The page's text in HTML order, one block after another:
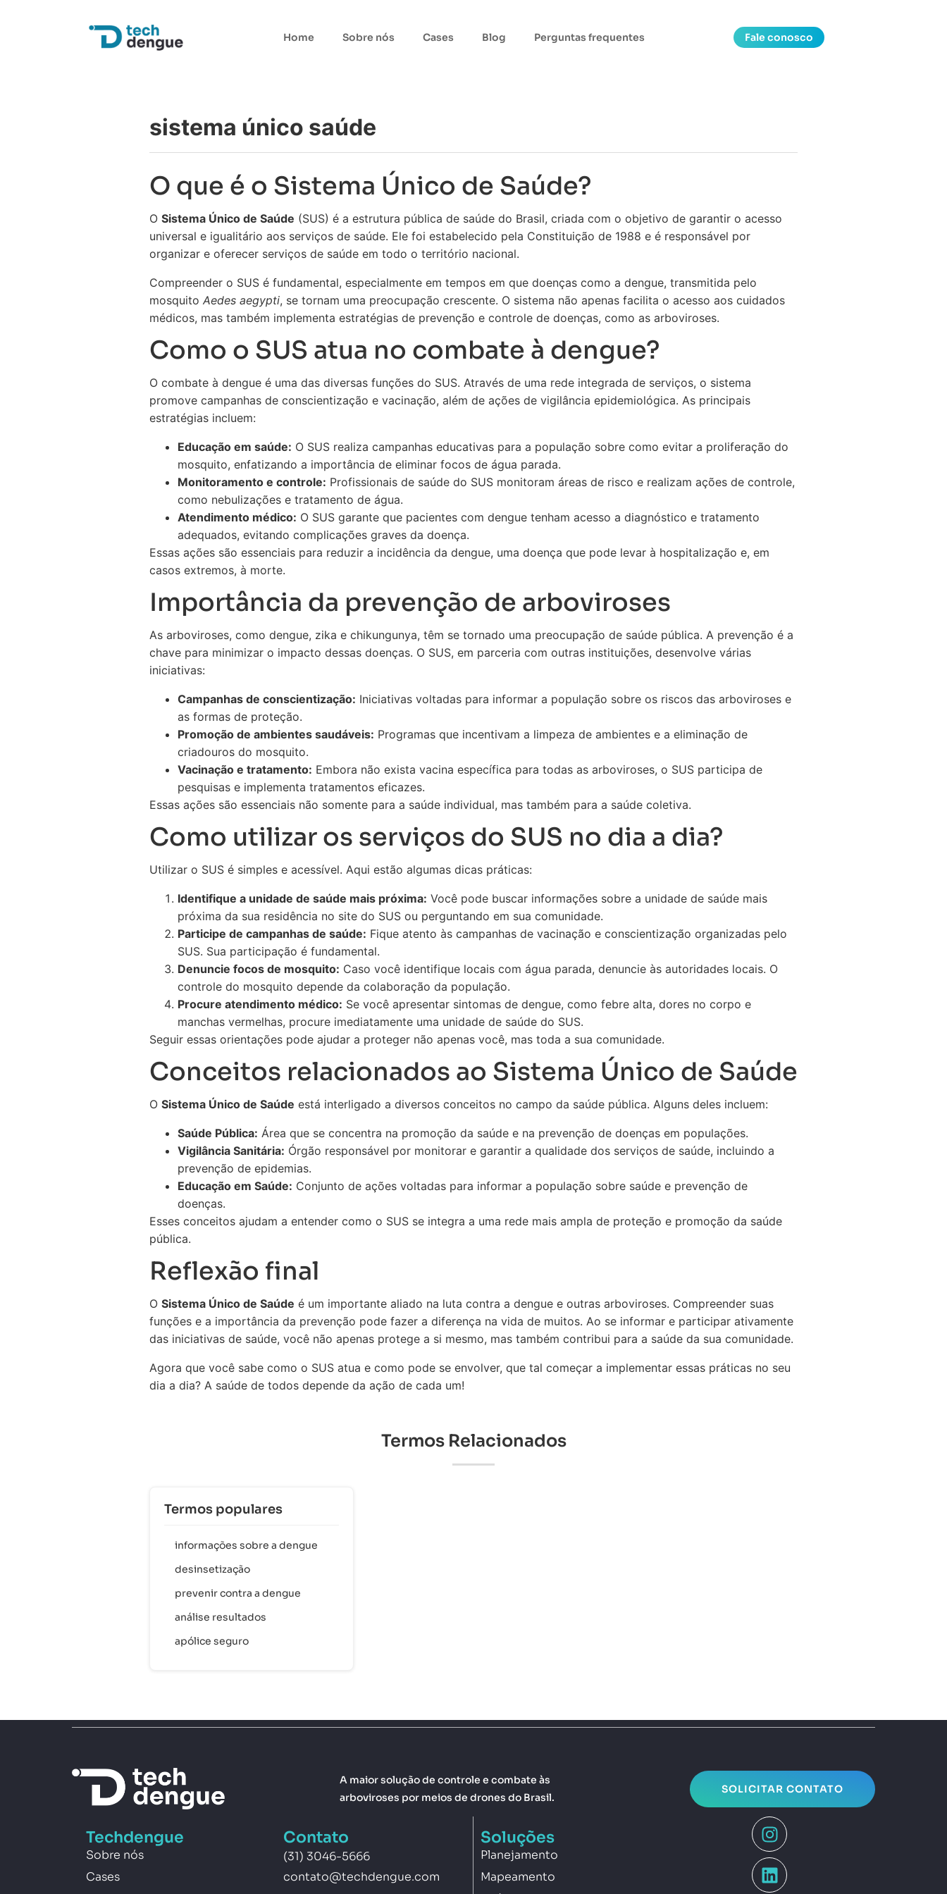
Home Sobre nós Cases Blog Perguntas frequentes Fale conosco
sistema único saúde
O que é o Sistema Único de Saúde?
O Sistema Único de Saúde (SUS) é a estrutura pública de saúde do Brasil, criada com o objetivo de garantir o acesso
universal e igualitário aos serviços de saúde. Ele foi estabelecido pela Constituição de 1988 e é responsável por
organizar e oferecer serviços de saúde em todo o território nacional.
Compreender o SUS é fundamental, especialmente em tempos em que doenças como a dengue, transmitida pelo
mosquito Aedes aegypti, se tornam uma preocupação crescente. O sistema não apenas facilita o acesso aos cuidados
médicos, mas também implementa estratégias de prevenção e controle de doenças, como as arboviroses.
Como o SUS atua no combate à dengue?
O combate à dengue é uma das diversas funções do SUS. Através de uma rede integrada de serviços, o sistema
promove campanhas de conscientização e vacinação, além de ações de vigilância epidemiológica. As principais
estratégias incluem:
Educação em saúde: O SUS realiza campanhas educativas para a população sobre como evitar a proliferação do
mosquito, enfatizando a importância de eliminar focos de água parada.
Monitoramento e controle: Profissionais de saúde do SUS monitoram áreas de risco e realizam ações de controle,
como nebulizações e tratamento de água.
Atendimento médico: O SUS garante que pacientes com dengue tenham acesso a diagnóstico e tratamento
adequados, evitando complicações graves da doença.
Essas ações são essenciais para reduzir a incidência da dengue, uma doença que pode levar à hospitalização e, em
casos extremos, à morte.
Importância da prevenção de arboviroses
As arboviroses, como dengue, zika e chikungunya, têm se tornado uma preocupação de saúde pública. A prevenção é a
chave para minimizar o impacto dessas doenças. O SUS, em parceria com outras instituições, desenvolve várias
iniciativas:
Campanhas de conscientização: Iniciativas voltadas para informar a população sobre os riscos das arboviroses e
as formas de proteção.
Promoção de ambientes saudáveis: Programas que incentivam a limpeza de ambientes e a eliminação de
criadouros do mosquito.
Vacinação e tratamento: Embora não exista vacina específica para todas as arboviroses, o SUS participa de
pesquisas e implementa tratamentos eficazes.
Essas ações são essenciais não somente para a saúde individual, mas também para a saúde coletiva.
Como utilizar os serviços do SUS no dia a dia?
Utilizar o SUS é simples e acessível. Aqui estão algumas dicas práticas:
Identifique a unidade de saúde mais próxima: Você pode buscar informações sobre a unidade de saúde mais
próxima da sua residência no site do SUS ou perguntando em sua comunidade.
Participe de campanhas de saúde: Fique atento às campanhas de vacinação e conscientização organizadas pelo
SUS. Sua participação é fundamental.
Denuncie focos de mosquito: Caso você identifique locais com água parada, denuncie às autoridades locais. O
controle do mosquito depende da colaboração da população.
Procure atendimento médico: Se você apresentar sintomas de dengue, como febre alta, dores no corpo e
manchas vermelhas, procure imediatamente uma unidade de saúde do SUS.
Seguir essas orientações pode ajudar a proteger não apenas você, mas toda a sua comunidade.
Conceitos relacionados ao Sistema Único de Saúde
O Sistema Único de Saúde está interligado a diversos conceitos no campo da saúde pública. Alguns deles incluem:
Saúde Pública: Área que se concentra na promoção da saúde e na prevenção de doenças em populações.
Vigilância Sanitária: Órgão responsável por monitorar e garantir a qualidade dos serviços de saúde, incluindo a
prevenção de epidemias.
Educação em Saúde: Conjunto de ações voltadas para informar a população sobre saúde e prevenção de
doenças.
Esses conceitos ajudam a entender como o SUS se integra a uma rede mais ampla de proteção e promoção da saúde
pública.
Reflexão final
O Sistema Único de Saúde é um importante aliado na luta contra a dengue e outras arboviroses. Compreender suas
funções e a importância da prevenção pode fazer a diferença na vida de muitos. Ao se informar e participar ativamente
das iniciativas de saúde, você não apenas protege a si mesmo, mas também contribui para a saúde da sua comunidade.
Agora que você sabe como o SUS atua e como pode se envolver, que tal começar a implementar essas práticas no seu
dia a dia? A saúde de todos depende da ação de cada um!
Termos Relacionados
Termos populares
informações sobre a dengue
desinsetização
prevenir contra a dengue
análise resultados
apólice seguro
A maior solução de controle e combate às
arboviroses por meios de drones do Brasil.
SOLICITAR CONTATO
Techdengue
Sobre nós
Cases
Contato
(31) 3046-5666
contato@techdengue.com
Soluções
Planejamento
Mapeamento